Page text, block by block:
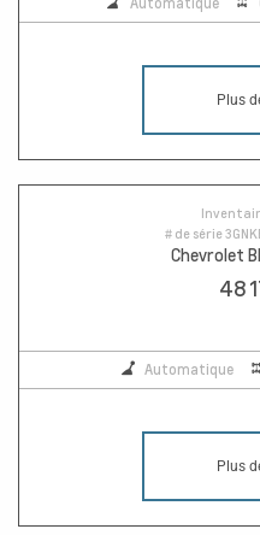
Plus
# de série
Chevrolet
48
Automatique
Plus